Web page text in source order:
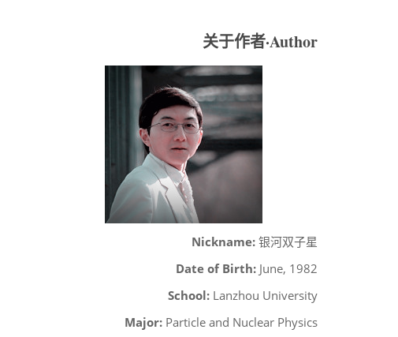
关于作者·Author
Nickname: 银河双子星
Date of Birth: June, 1982
School: Lanzhou University
Major: Particle and Nuclear Physics